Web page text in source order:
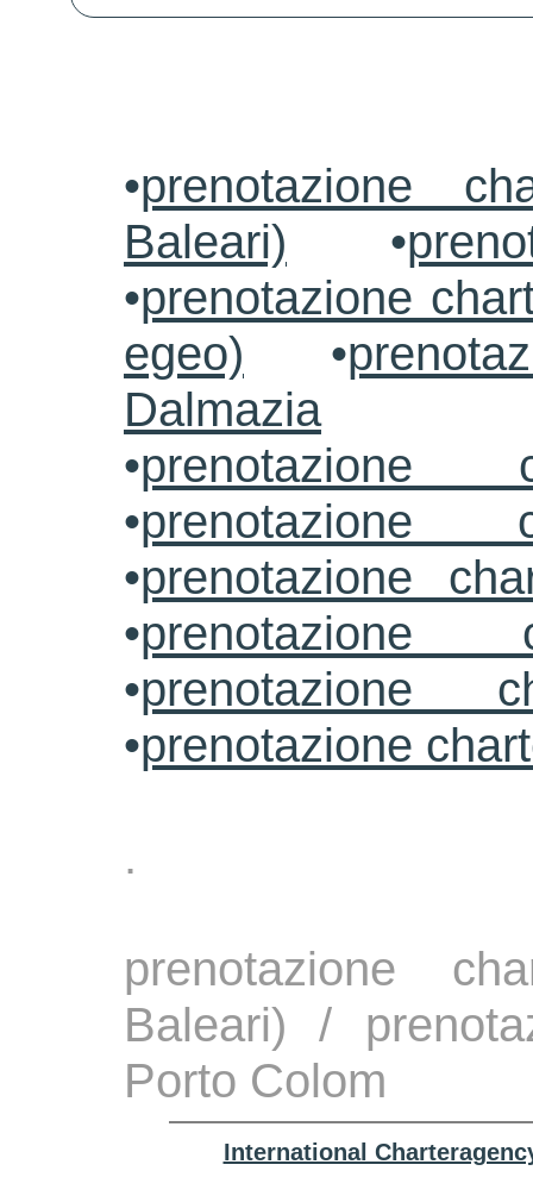
•prenotazione
Baleari) •
•prenotazione
egeo) •
Dalmazia
•prenotazione
•prenotazione
•prenotazione
•prenotazione
•prenotazione
•prenotazione
.
prenotazione
Baleari) /
Porto Colom
International